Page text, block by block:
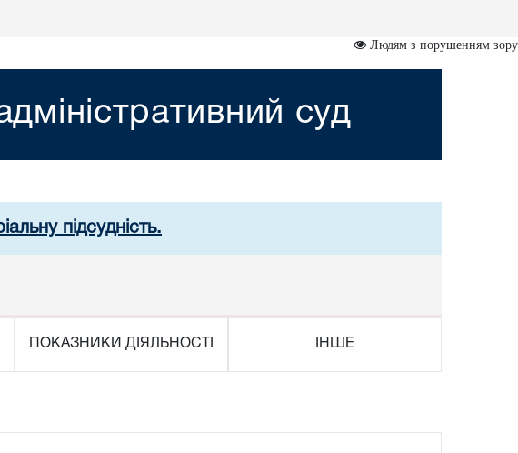
Людям з порушенням зору
суд
підсудність.
ПОКАЗНИКИ ДІЯЛЬНОСТІ ІНШЕ